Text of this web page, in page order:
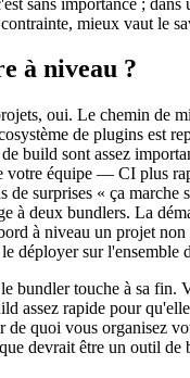
mieux vaut le
à niveau ?
oui. Le chemin de
de plugins est
build sont assez
votre équipe — CI plus
de surprises « ça marche
à deux bundlers. La
à niveau un projet
déployer sur l'ensemble
bundler touche à sa fin.
assez rapide pour
de quoi vous organisez
devrait être un outil de